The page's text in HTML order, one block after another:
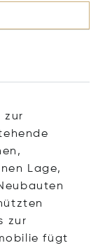
zur
Lage,
zur
fügt